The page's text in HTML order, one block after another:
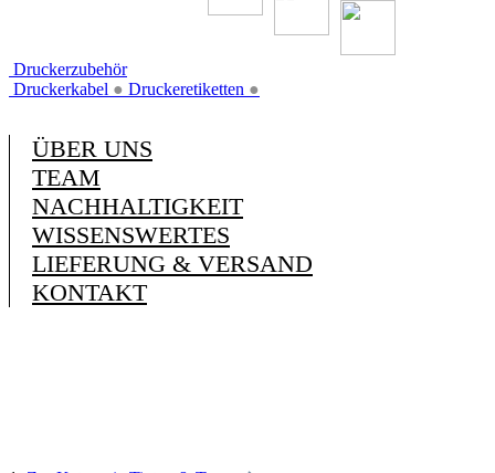
Druckerzubehör
Druckerkabel ● Druckeretiketten ●
ÜBER UNS
TEAM
NACHHALTIGKEIT
WISSENSWERTES
LIEFERUNG & VERSAND
KONTAKT